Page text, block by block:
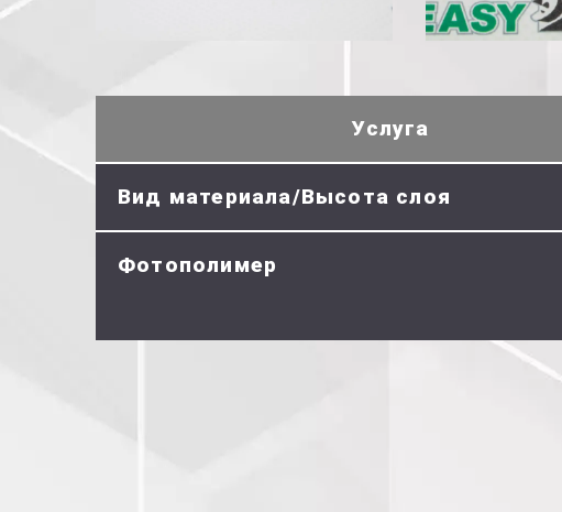
Услуга
Вид материала/Высота слоя
Фотополимер